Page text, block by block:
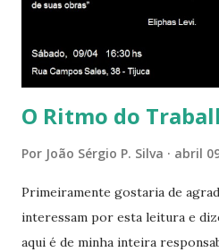
todos os corações de Felicidade
aqui entre, sentirá as vibrações
só presença aqui: é a...
O Ritmo do
Por João Sérgio P. Silva abril
Primeiramente gostaria de
interessam por esta leitura e
aqui é de minha inteira